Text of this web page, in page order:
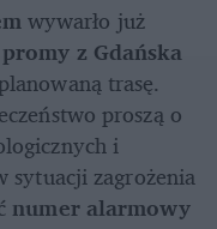
wywarło już
promy z Gdańska
trasę.
proszą o
i
sytuacji zagrożenia
numer alarmowy